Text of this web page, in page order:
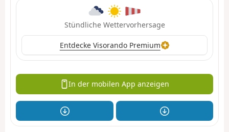
Stündliche Wettervorhersage
Entdecke Visorando Premium
In der mobilen App anzeigen